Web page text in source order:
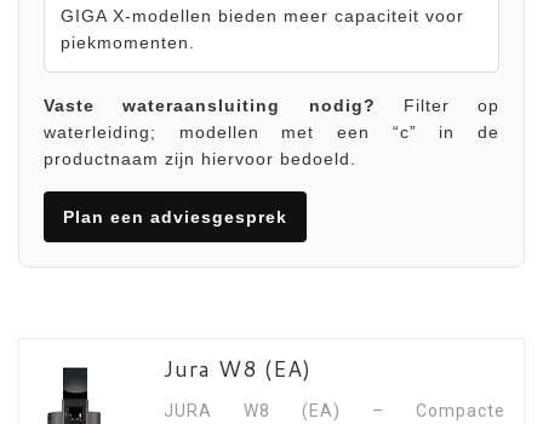
GIGA X-modellen bieden meer capaciteit voor
piekmomenten.
Vaste wateraansluiting nodig? Filter op
waterleiding; modellen met een “c” in de
productnaam zijn hiervoor bedoeld.
Plan een adviesgesprek
Jura W8 (EA)
JURA W8 (EA) – Compacte